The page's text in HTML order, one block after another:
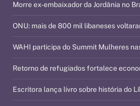
Morre ex-embaixador da Jordânia no
ONU: mais de 800 mil libaneses
WAHI participa do Summit Mulheres
Retorno de refugiados fortalece
Escritora lança livro sobre história do